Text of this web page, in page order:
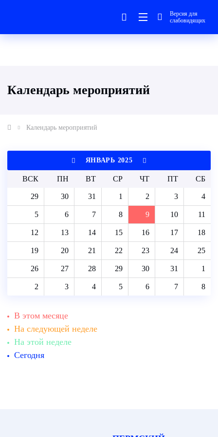
Версия для
слабовидящих
Календарь мероприятий
Календарь мероприятий
ЯНВАРЬ 2025
ВСК ПН ВТ СР ЧТ ПТ СБ
29 30 31 1 2 3 4
5 6 7 8 9 10 11
12 13 14 15 16 17 18
19 20 21 22 23 24 25
26 27 28 29 30 31 1
2 3 4 5 6 7 8
В этом месяце
На следующей неделе
На этой неделе
Сегодня